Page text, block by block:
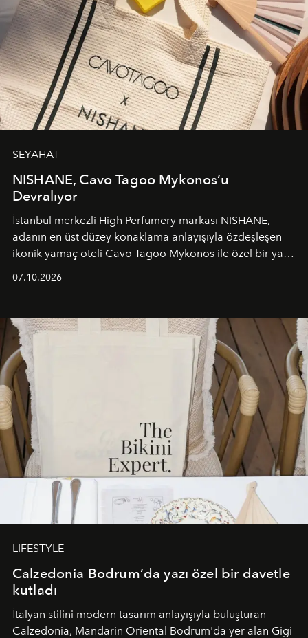
SEYAHAT
NISHANE, Cavo Tagoo Mykonos’u
Devralıyor
İstanbul merkezli High Perfumery markası NISHANE,
adanın en üst düzey konaklama anlayışıyla özdeşleşen
ikonik yamaç oteli Cavo Tagoo Mykonos ile özel bir yaz
buluşturarak markanın Cavo Tagoo’daki varlığını
sürükleyici ve mevsime özel bir deneyime dönüştürüyor.
07.10.2026
LIFESTYLE
Calzedonia Bodrum’da yazı özel bir davetle
kutladı
İtalyan stilini modern tasarım anlayışıyla buluşturan
Calzedonia, Mandarin Oriental Bodrum'da yer alan Gigi